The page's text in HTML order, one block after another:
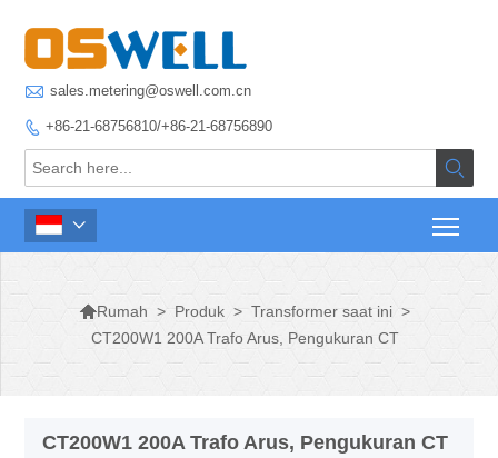
 sales.metering@oswell.com.cn
 +86-21-68756810/+86-21-68756890


Rumah > Produk > Transformer saat ini >
CT200W1 200A Trafo Arus, Pengukuran CT
CT200W1 200A Trafo Arus, Pengukuran CT